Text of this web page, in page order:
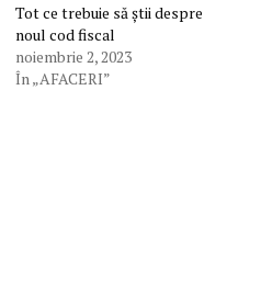
Tot ce trebuie să știi despre
noul cod fiscal
noiembrie 2, 2023
În „AFACERI”